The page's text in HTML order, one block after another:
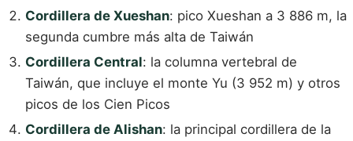
Cordillera de Xueshan: pico Xueshan a 3 886 m, la
segunda cumbre más alta de Taiwán
Cordillera Central: la columna vertebral de
Taiwán, que incluye el monte Yu (3 952 m) y otros
picos de los Cien Picos
Cordillera de Alishan: la principal cordillera de la